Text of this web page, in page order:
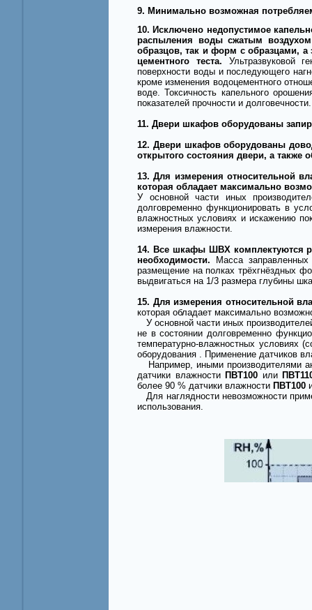
9. Минимально возможная
10. Исключено недопустимое
распыления воды сжатым
образцов, так и форм с образцами, а
цементного теста. Ультразвуковой
поверхности воды и последующего
кроме изменения водоцементного
воде. Токсичность капельного
показателей прочности и долговечности.
11. Двери шкафов оборудованы
12. Двери шкафов оборудованы
открытого состояния двери, а
13. Для измерения относительной
которая обладает максимально
У основной части иных
долговременно функционировать в
влажностных условиях и искажению
измерения влажности.
14. Все шкафы ШВХ комплектуются
необходимости.
Масса
размещение на полках трёхгнёздных
выдвигаться на 1/3 размера глубины
15. Для измерения относительной
которая обладает максимально
У основной части иных
не в состоянии долговременно
температурно-влажностных условиях
оборудования . Применение датчиков
Например, иными производителями
датчики влажности ПВТ100 или
более 90 % датчики влажности ПВТ100
Для наглядности невозможности
использования.